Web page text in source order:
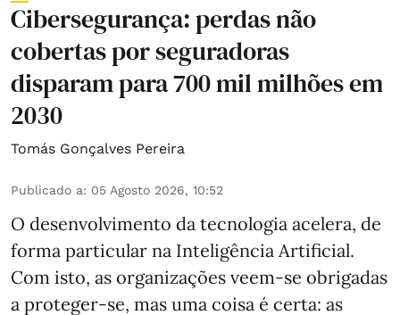
Cibersegurança: perdas não
cobertas por seguradoras
disparam para 700 mil milhões em
2030
Tomás Gonçalves Pereira
Publicado a: 05 Agosto 2026, 10:52
O desenvolvimento da tecnologia acelera, de
forma particular na Inteligência Artificial.
Com isto, as organizações veem-se obrigadas
a proteger-se, mas uma coisa é certa: as